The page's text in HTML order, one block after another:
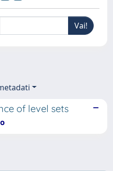
of level sets